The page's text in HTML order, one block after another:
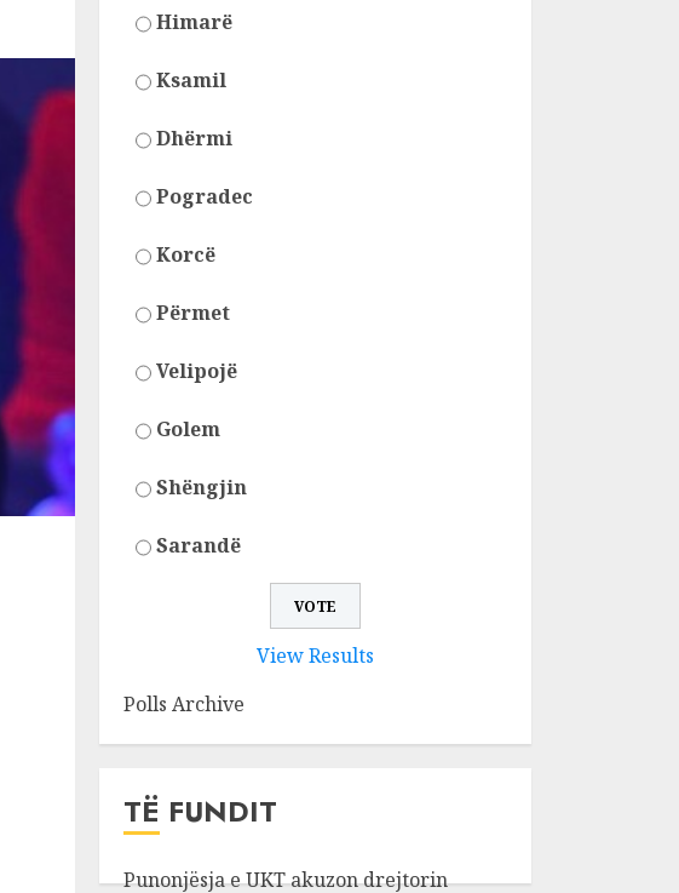
Himarë
Ksamil
Dhërmi
Pogradec
Korcë
Përmet
Velipojë
Golem
Shëngjin
Sarandë
View Results
Polls Archive
TË FUNDIT
Punonjësja e UKT akuzon drejtorin